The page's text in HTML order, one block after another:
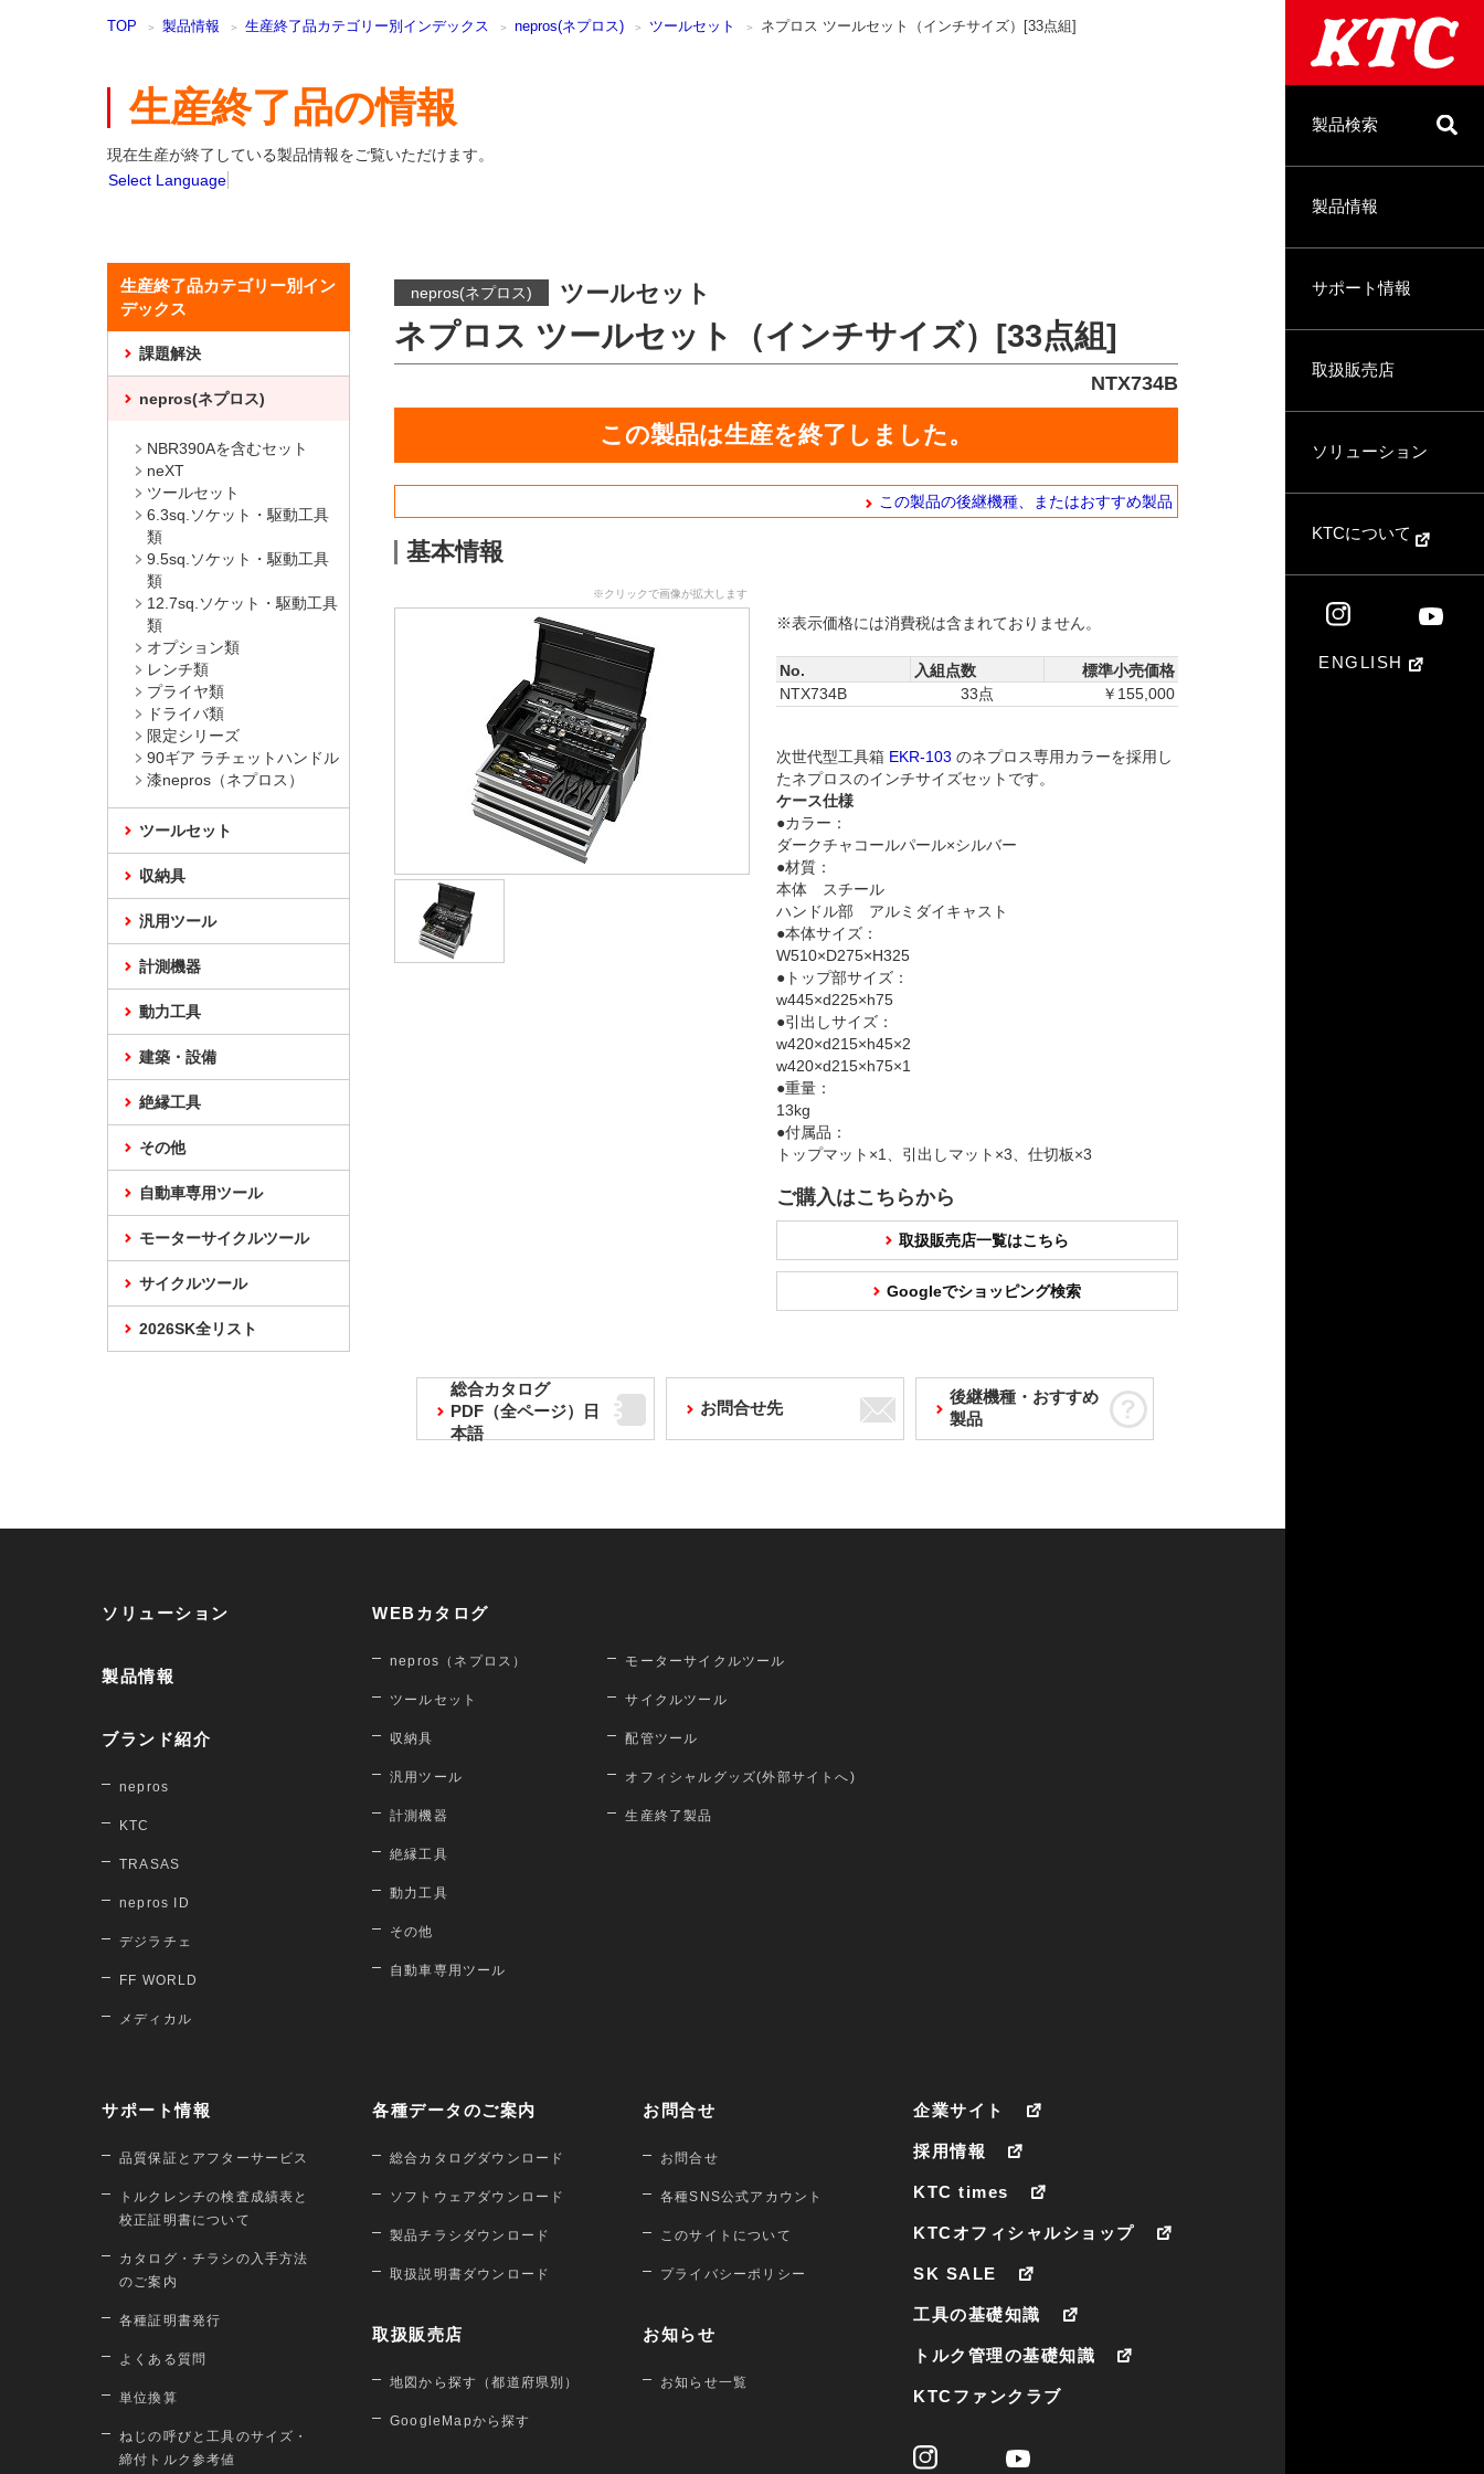
製品検索
製品情報
サポート情報
取扱販売店
ソリューション
KTCについて
ENGLISH
TOP 製品情報 生産終了品カテゴリー別インデックス nepros(ネプロス) ツールセット ネプロス ツールセット（インチサイズ）[33点組]
生産終了品の情報
現在生産が終了している製品情報をご覧いただけます。
Select Language
nepros(ネプロス) ツールセット
ネプロス ツールセット（インチサイズ）[33点組]
NTX734B
この製品は生産を終了しました。
この製品の後継機種、またはおすすめ製品
基本情報
※クリックで画像が拡大します
※表示価格には消費税は含まれておりません。
No. 入組点数
標準小売価格
NTX734B
33点 ￥155,000
次世代型工具箱 EKR-103 のネプロス専用カラーを採用し
たネプロスのインチサイズセットです。
ケース仕様
●カラー：
ダークチャコールパール×シルバー
●材質：
本体 スチール
ハンドル部 アルミダイキャスト
●本体サイズ：
W510×D275×H325
●トップ部サイズ：
w445×d225×h75
●引出しサイズ：
w420×d215×h45×2
w420×d215×h75×1
●重量：
13kg
●付属品：
トップマット×1、引出しマット×3、仕切板×3
ご購入はこちらから
取扱販売店一覧はこちら
Googleでショッピング検索
総合カタログ
PDF（全ページ）日
本語
お問合せ先
後継機種・おすすめ
製品
生産終了品カテゴリー別イン
デックス
課題解決
nepros(ネプロス)
NBR390Aを含むセット
neXT
ツールセット
6.3sq.ソケット・駆動工具
類
9.5sq.ソケット・駆動工具
類
12.7sq.ソケット・駆動工具
類
オプション類
レンチ類
プライヤ類
ドライバ類
限定シリーズ
90ギア ラチェットハンドル
漆nepros（ネプロス）
ツールセット
収納具
汎用ツール
計測機器
動力工具
建築・設備
絶縁工具
その他
自動車専用ツール
モーターサイクルツール
サイクルツール
2026SK全リスト
ソリューション
製品情報
ブランド紹介
nepros
KTC
TRASAS
nepros ID
デジラチェ
FF WORLD
メディカル
WEBカタログ
nepros（ネプロス）
ツールセット
収納具
汎用ツール
計測機器
絶縁工具
動力工具
その他
自動車専用ツール
モーターサイクルツール
サイクルツール
配管ツール
オフィシャルグッズ(外部サイトへ)
生産終了製品
サポート情報
品質保証とアフターサービス
トルクレンチの検査成績表と
校正証明書について
カタログ・チラシの入手方法
のご案内
各種証明書発行
よくある質問
単位換算
ねじの呼びと工具のサイズ・
締付トルク参考値
各種データのご案内
総合カタログダウンロード
ソフトウェアダウンロード
製品チラシダウンロード
取扱説明書ダウンロード
取扱販売店
地図から探す（都道府県別）
GoogleMapから探す
お問合せ
お問合せ
各種SNS公式アカウント
このサイトについて
プライバシーポリシー
お知らせ
お知らせ一覧
企業サイト
採用情報
KTC times
KTCオフィシャルショップ
SK SALE
工具の基礎知識
トルク管理の基礎知識
KTCファンクラブ